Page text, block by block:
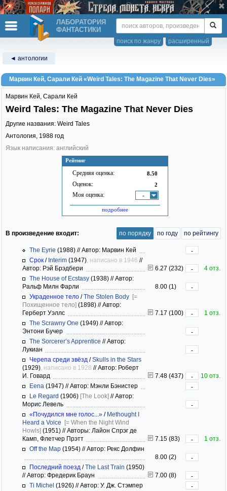
ЛАБОРАТОРИЯ
ФАНТАСТИКИ
расширенный
поиск по жанру
◄ антологии
Марвин Кей, Сарали Кей «Weird Tales: The Magazine That Never Dies»
Рейтинг
Средняя оценка: 8.50
Оценок: 2
Моя оценка: -
подробнее
Марвин Кей, Сарали Кей
Weird Tales: The Magazine That Never Dies
Другие названия: Weird Tales
Антология, 1988 год
Язык написания: английский
В произведение входит: по порядку по году по рейтингу
The Eyrie (1988) //Автор: Марвин Кей
-
Срок / Interim (1947) , написано в 1946 //
Автор: Рэй Брэдбери
6.27 (232) -
4 отз.
The House of Ecstasy (1938) //Автор:
Ральф Милн Фарли
8.00 (1)
-
Украденное тело /The Stolen Body [=
Похищенное тело] (1898) //Автор:
Герберт Уэллс
7.17 (100) -
1 отз.
The Scrawny One (1949) //Автор:
Энтони Бучер
-
The Sorcerer’s Apprentice //Автор:
Лукиан
-
Черепа среди звёзд /Skulls in the Stars
(1929) , написано в 1928 //Автор: Роберт
И. Говард
7.48 (437) -
10 отз.
Eena (1947) //Автор: Мэнли Бэнистер
-
Le Regard (1906) [The Look] //Автор:
Морис Левель
-
«Почудился мне голос...» / Methought I
Heard a Voice [= When the Night Wind
Howls] (1951) //Авторы: Лайон Спрэг де
Камп, Флетчер Прэтт
7.15 (83) -
1 отз.
Off the Map (1954) //Автор: Рекс Долфин
8.00 (2)
-
Последний поезд /The Last Train (1950)
//Автор: Фредерик Браун 7.00 (8)
-
Ti Michel (1926) //Автор: У. Дж. Стэмпер
-